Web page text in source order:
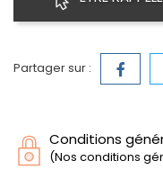
Partager sur :
Conditions
(Nos conditions